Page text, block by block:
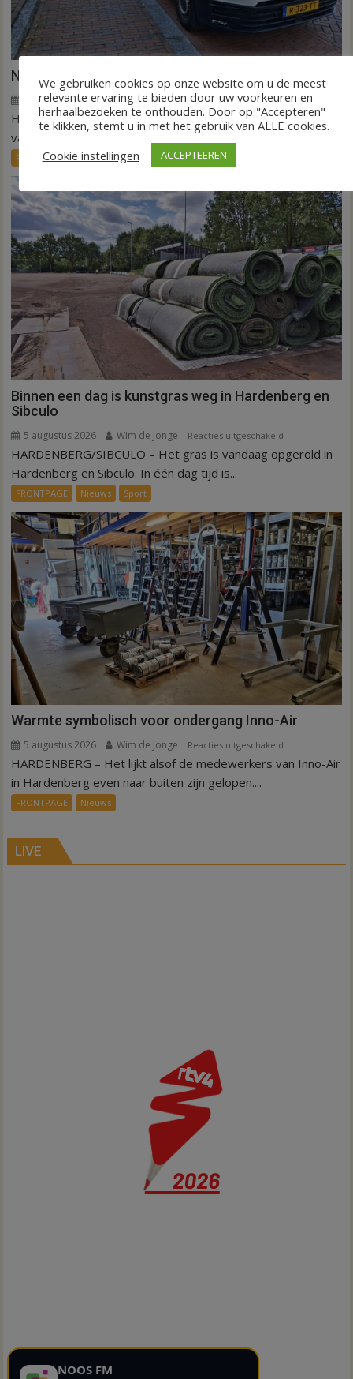
Nieuw ov-systeem verbindt alle kernen Hardenberg
6 augustus 2026 Wim de Jonge Reacties uitgeschakeldvoor
Nieuw
ov-
kernen
Hardenberg
HARDENBERG – Eind volgend jaar moet een extra systeem
van buurtbussen het openbaar vervoer tot in...
FRONTPAGE Nieuws
Binnen een dag is kunstgras weg in Hardenberg en
Sibculo
5 augustus 2026 Wim de Jonge Reacties uitgeschakeld
Binnen
kunstgras
weg
in
Hardenberg
en
Sibculo
HARDENBERG/SIBCULO – Het gras is vandaag opgerold in
Hardenberg en Sibculo. In één dag tijd is...
FRONTPAGE Nieuws Sport
Warmte symbolisch voor ondergang Inno-Air
5 augustus 2026 Wim de Jonge Reacties uitgeschakeld
Warmte
HARDENBERG – Het lijkt alsof de medewerkers van Inno-Air
in Hardenberg even naar buiten zijn gelopen....
FRONTPAGE Nieuws
LIVE
NOOS FM
We gebruiken cookies op onze website om u de meest
relevante ervaring te bieden door uw voorkeuren en
herhaalbezoeken te onthouden. Door op "Accepteren"
te klikken, stemt u in met het gebruik van ALLE cookies.
Cookie instellingen
ACCEPTEEREN